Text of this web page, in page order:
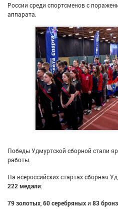
России среди спортсменов с
аппарата.
Победы Удмуртской сборной стали
работы.
На всероссийских стартах сборная
222 медали:
79 золотых 60 серебряныхи 83